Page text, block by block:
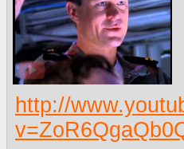
http://